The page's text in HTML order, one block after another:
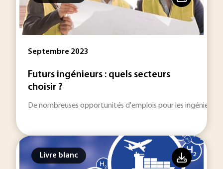
Septembre 2023
Futurs ingénieurs : quels secteurs
choisir ?
De nombreuses opportunités d'emplois pour les ingénieurs.
Livre blanc